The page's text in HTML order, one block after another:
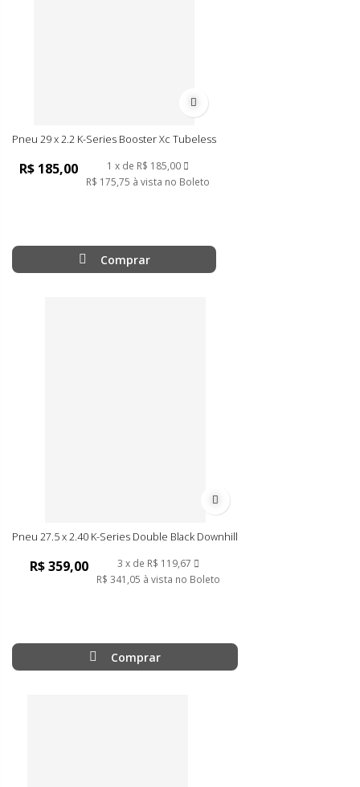
Adicionar à lista de desejos
Pneu 29 x 2.2 K-Series Booster Xc Tubeless
R$ 185,00 1 de R$ 185,00
R$ 175,75 à vista no Boleto
Comprar
Adicionar à lista de desejos
Pneu 27.5 x 2.40 K-Series Double Black Downhill
R$ 359,00 3 de R$ 119,67
R$ 341,05 à vista no Boleto
Comprar